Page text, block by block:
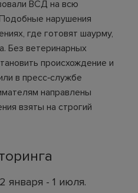
ВСД на всю
нарушения
где готовят шаурму,
Без ветеринарных
происхождение и
в пресс‑службе
направлены
взяты на строгий
января - 1 июля.